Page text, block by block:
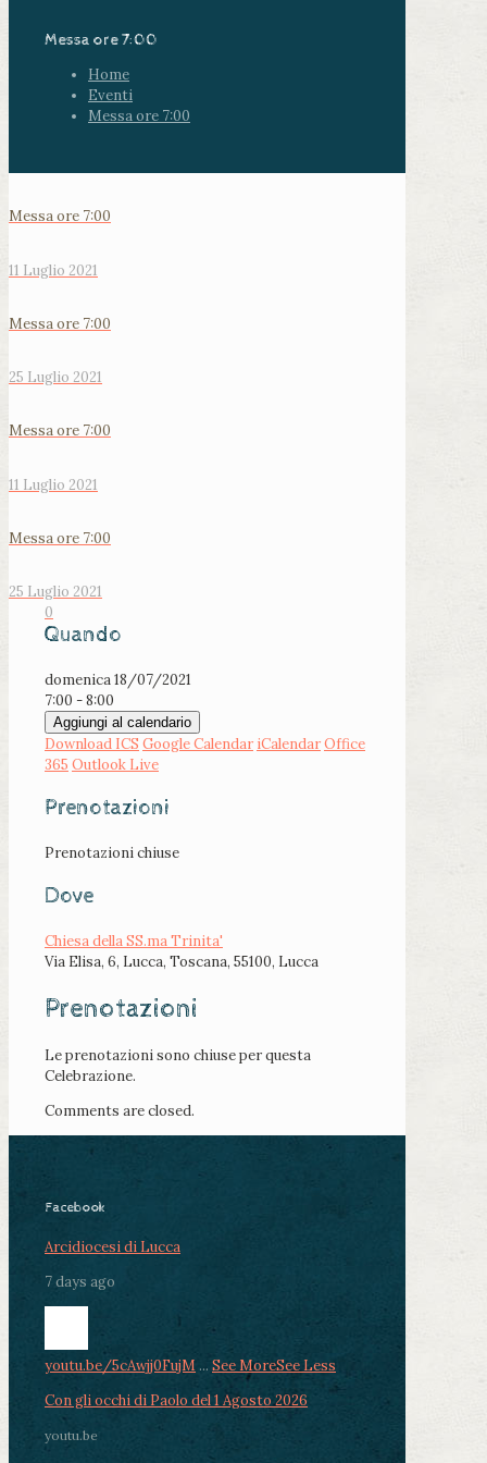
Messa ore 7:00
Home
Eventi
Messa ore 7:00
Messa ore 7:00
11 Luglio 2021
Messa ore 7:00
25 Luglio 2021
Messa ore 7:00
11 Luglio 2021
Messa ore 7:00
25 Luglio 2021
0
Quando
domenica 18/07/2021
7:00 - 8:00
Aggiungi al calendario
Download ICS Google Calendar iCalendarOffice
365 Outlook Live
Prenotazioni
Prenotazioni chiuse
Dove
Chiesa della SS.ma Trinita'
Via Elisa, 6, Lucca, Toscana, 55100, Lucca
Prenotazioni
Le prenotazioni sono chiuse per questa
Celebrazione.
Comments are closed.
Facebook
Arcidiocesi di Lucca
7 days ago
youtu.be/5cAwjj0FujM ... See MoreSee Less
Con gli occhi di Paolo del 1 Agosto 2026
youtu.be